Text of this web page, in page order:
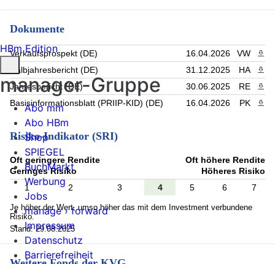
Dokumente
Verkaufsprospekt (DE) 16.04.2026 VW
Halbjahresbericht (DE)
31.12.2025 HA
Jahresbericht (DE)
30.06.2025 RE
Basisinformationsblatt (PRIIP-KID) (DE)
16.04.2026 PK
Risiko-Indikator (SRI)
Oft geringere Rendite
Geringes Risiko
Oft höhere Rendite
Höheres Risiko
1
2 3 4 5 6 7
Je höher der Wert, umso höher das mit dem Investment verbundene
Risiko.
Stand: 29.08.2025
HBm Edition
manager-Gruppe
Abo mm
Abo HBm
Shop
SPIEGEL
BuchMarkt
Werbung
Jobs
manage › forward
Impressum
Datenschutz
Barrierefreiheit